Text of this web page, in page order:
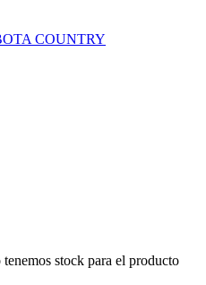
stock para el producto